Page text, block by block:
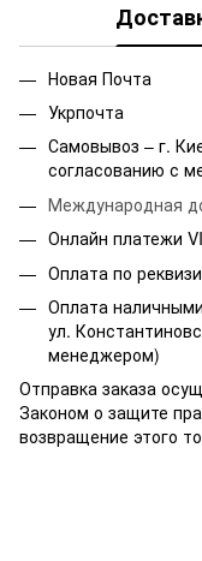
Новая Почта
Укрпочта
Самовывоз – г.
согласованию с
Международная
Онлайн платежи
Оплата по
Оплата
ул.
менеджером)
Отправка заказа
Законом о защите
возвращение этого